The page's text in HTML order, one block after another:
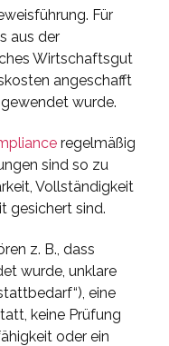
Für
aus der
Wirtschaftsgut
angeschafft
wurde.
regelmäßig
sind so zu
Vollständigkeit
gesichert sind.
z. B., dass
wurde, unklare
eine
keine Prüfung
oder ein